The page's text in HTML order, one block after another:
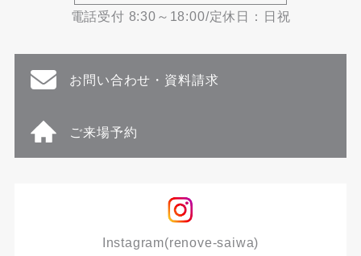
電話受付 8:30～18:00/定休日：日祝
お問い合わせ・資料請求
ご来場予約
Instagram(renove-saiwa)